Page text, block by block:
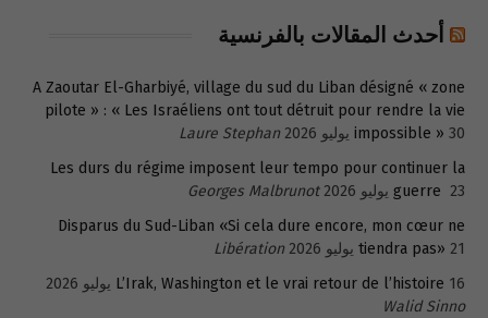
أحدث المقالات بالفرنسية
A Zaoutar El-Gharbiyé, village du sud du Liban désigné « zone
pilote » : « Les Israéliens ont tout détruit pour rendre la vie
impossible » 30 يوليو 2026
Laure Stephan
Les durs du régime imposent leur tempo pour continuer la
guerre 23 يوليو 2026
Georges Malbrunot
Disparus du Sud-Liban «Si cela dure encore, mon cœur ne
tiendra pas» 21 يوليو 2026
Libération
L’Irak, Washington et le vrai retour de l’histoire 16 يوليو 2026
Walid Sinno